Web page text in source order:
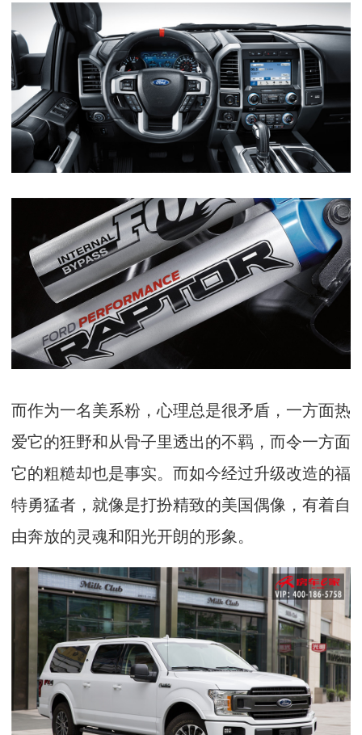
而作为一名美系粉，心理总是很矛盾，一方面热
爱它的狂野和从骨子里透出的不羁，而令一方面
它的粗糙却也是事实。而如今经过升级改造的福
特勇猛者，就像是打扮精致的美国偶像，有着自
由奔放的灵魂和阳光开朗的形象。